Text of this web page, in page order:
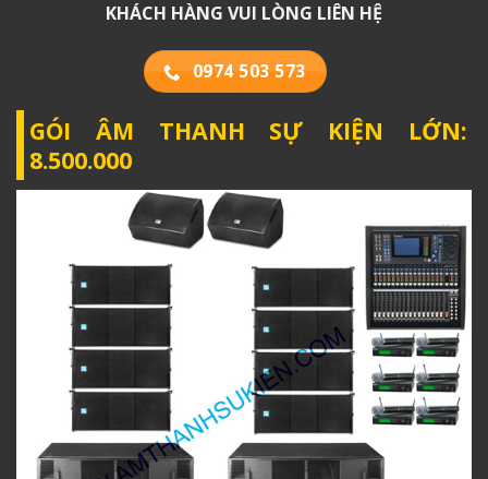
KHÁCH HÀNG VUI LÒNG LIÊN HỆ
0974 503 573
GÓI ÂM THANH SỰ KIỆN LỚN:
8.500.000